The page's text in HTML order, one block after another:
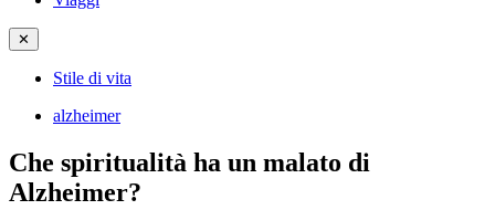
✕
Stile di vita
alzheimer
Che spiritualità ha un malato di
Alzheimer?